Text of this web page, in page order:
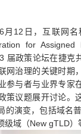
月12日，互联网
for Assigned
届政策论坛在捷克
网治理的关键时期
参与者与业界专家
策议题展开讨论。
的演变，包括域名
级域（New gTLD）